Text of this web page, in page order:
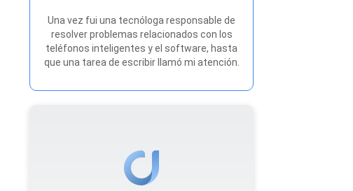
Una vez fui una tecnóloga responsable de
resolver problemas relacionados con los
teléfonos inteligentes y el software, hasta
que una tarea de escribir llamó mi atención.